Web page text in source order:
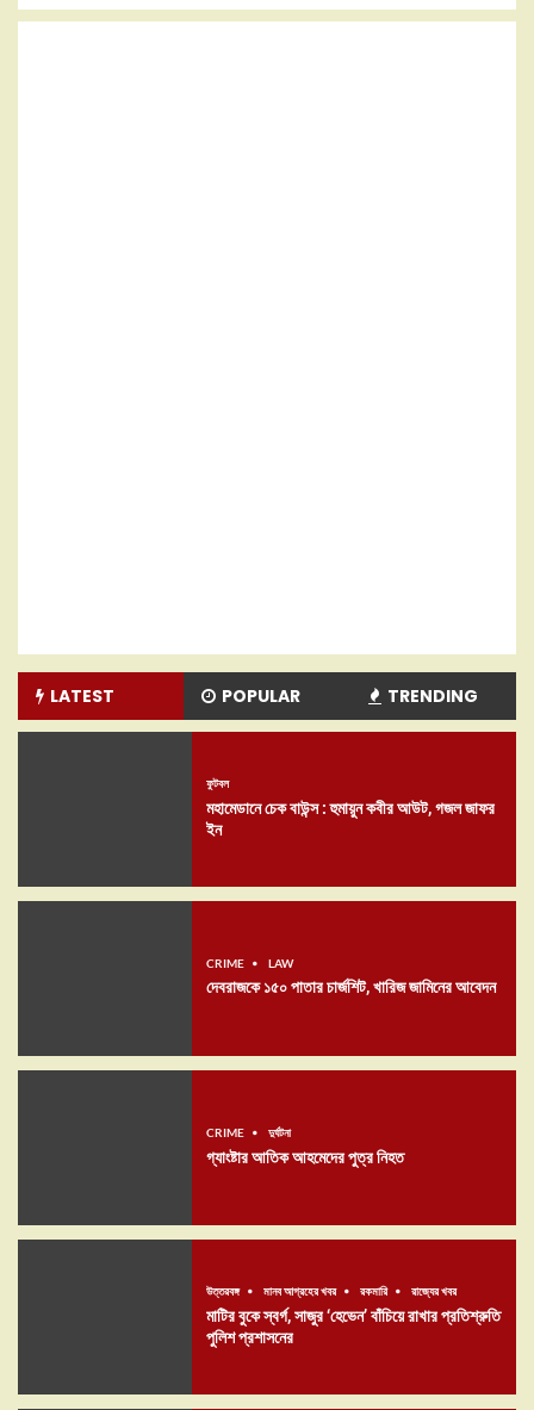
LATEST POPULAR TRENDING
ফুটবল
মহামেডানে চেক বাউন্স : হুমায়ুন কবীর আউট, গজল জাফর
ইন
CRIME LAW
দেবরাজকে ১৫০ পাতার চার্জশিট, খারিজ জামিনের আবেদন
CRIME দুর্ঘটনা
গ্যাংষ্টার আতিক আহমেদের পুত্র নিহত
উত্তরবঙ্গ মানব আগ্রহের খবর রকমারি রাজ্যের খবর
মাটির বুকে স্বর্গ, সাজুর ‘হেভেন’ বাঁচিয়ে রাখার প্রতিশ্রুতি
পুলিশ প্রশাসনের